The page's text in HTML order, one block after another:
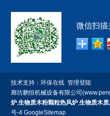
微信扫描
技术支持：环保在线 管理登陆
廊坊鹏恒机械设备有限公司
炉 ,生物质木粉颗粒热风炉 ,生物质木
号-4 GoogleSitemap